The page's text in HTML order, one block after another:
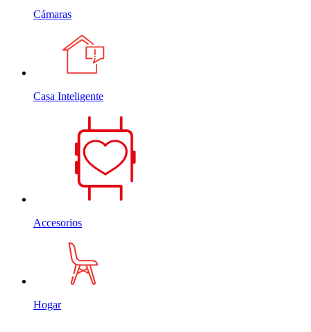
Cámaras
Casa Inteligente
Accesorios
Hogar